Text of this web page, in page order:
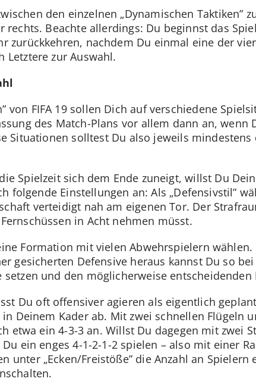
den einzelnen „Dynamischen Taktiken”
rechts. Beachte allerdings: Du beginnst das
zurückkehren, nachdem Du einmal eine der
Letztere zur Auswahl.
von FIFA 19 sollen Dich auf verschiedene
des Match-Plans vor allem dann an, wenn
Situationen solltest Du also jeweils mindestens
Spielzeit sich dem Ende zuneigt, willst Du
folgende Einstellungen an: Als „Defensivstil”
verteidigt nah am eigenen Tor. Der
in Acht nehmen müsst.
Formation mit vielen Abwehrspielern
gesicherten Defensive heraus kannst Du so
setzen und den möglicherweise entscheidenden
Du oft offensiver agieren als eigentlich
Deinem Kader ab. Mit zwei schnellen Flügeln
etwa ein 4-3-3 an. Willst Du dagegen mit zwei
ein enges 4-1-2-1-2 spielen – also mit einer
unter „Ecken/Freistöße” die Anzahl an Spielern